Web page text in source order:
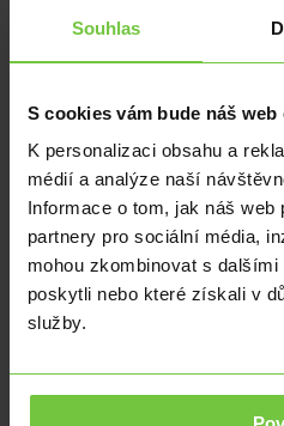
Souhlas
S cookies vám bude náš
K personalizaci obsahu a
médií a analýze naší
Informace o tom, jak náš
partnery pro sociální média,
mohou zkombinovat s
poskytli nebo které získali v
služby.
„vytlačil“
na
5,67
PLNCZK.
naší
tuzemské
měně
v
posledních
týdnech
zlotý
Korekce